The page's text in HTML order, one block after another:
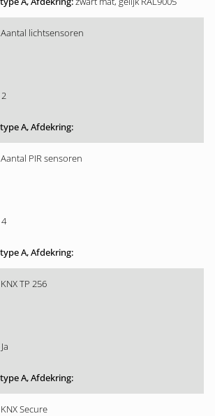
Aantal lichtsensoren
2
Aantal PIR sensoren
4
KNX TP 256
Ja
KNX Secure